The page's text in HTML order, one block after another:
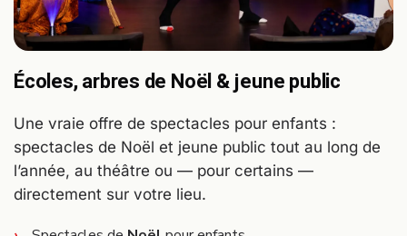
Écoles, arbres de Noël & jeune public
Une vraie offre de spectacles pour enfants :
spectacles de Noël et jeune public tout au long de
l’année, au théâtre ou — pour certains —
directement sur votre lieu.